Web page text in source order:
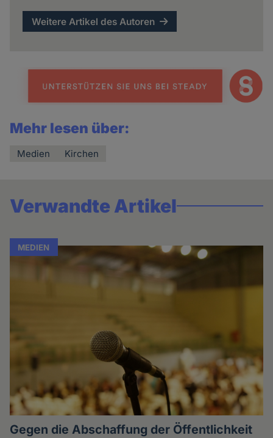
Weitere Artikel des Autoren
Mehr lesen über:
Medien Kirchen
Verwandte Artikel
MEDIEN
Gegen die Abschaffung der Öffentlichkeit